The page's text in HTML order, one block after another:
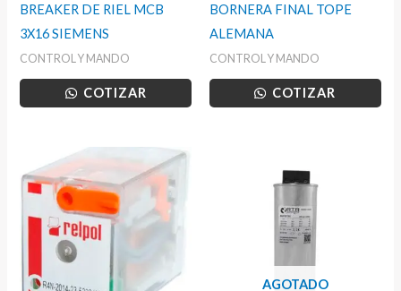
BREAKER DE RIEL MCB
3X16 SIEMENS
CONTROL Y MANDO
COTIZAR
BORNERA FINAL TOPE
ALEMANA
CONTROL Y MANDO
COTIZAR
AGOTADO